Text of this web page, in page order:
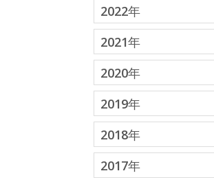
2022年
2021年
2020年
2019年
2018年
2017年